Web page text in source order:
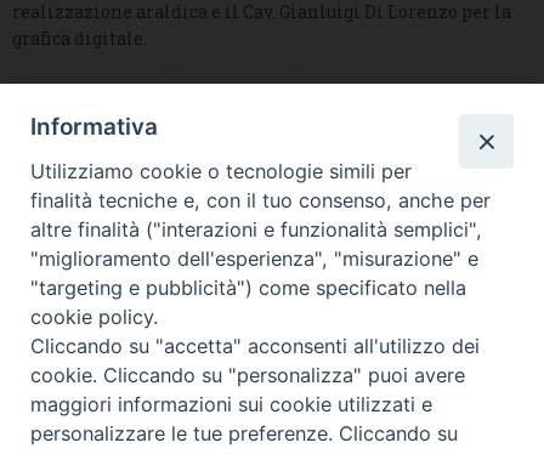
realizzazione araldica e il Cav. Gianluigi Di Lorenzo per la
grafica digitale.
DIOCESI SUBURBICARIA DI ALBANO
Contatti:Tel.: 06.93268401 - Fax.: 06.9323844
E-mail:curia@diocesidialbano.it
Orari: dal Lunedì al Venerdì Ore: 9:00 - 13:00
Lunedì, Mercoledì e Venerdì, Ore 9:30 - 12:30
Informativa
Utilizziamo cookie o tecnologie simili per
finalità tecniche e, con il tuo consenso, anche per
altre finalità ("interazioni e funzionalità semplici",
"miglioramento dell'esperienza", "misurazione" e
"targeting e pubblicità") come specificato nella
cookie policy.
Cliccando su "accetta" acconsenti all'utilizzo dei
cookie. Cliccando su "personalizza" puoi avere
maggiori informazioni sui cookie utilizzati e
personalizzare le tue preferenze. Cliccando su